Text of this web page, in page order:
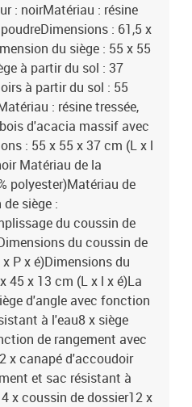
: noirMatériau : résine
: 61,5 x
du siège : 55 x 55
à partir du sol : 37
à partir du sol : 55
: résine tressée,
d'acacia massif avec
: 55 x 55 x 37 cm (L x l
Matériau de la
polyester)Matériau de
siège :
du coussin de
du coussin de
P x é)Dimensions du
45 x 13 cm (L x l x é)La
d'angle avec fonction
à l'eau8 x siège
de rangement avec
x canapé d'accoudoir
et sac résistant à
x coussin de dossier12 x